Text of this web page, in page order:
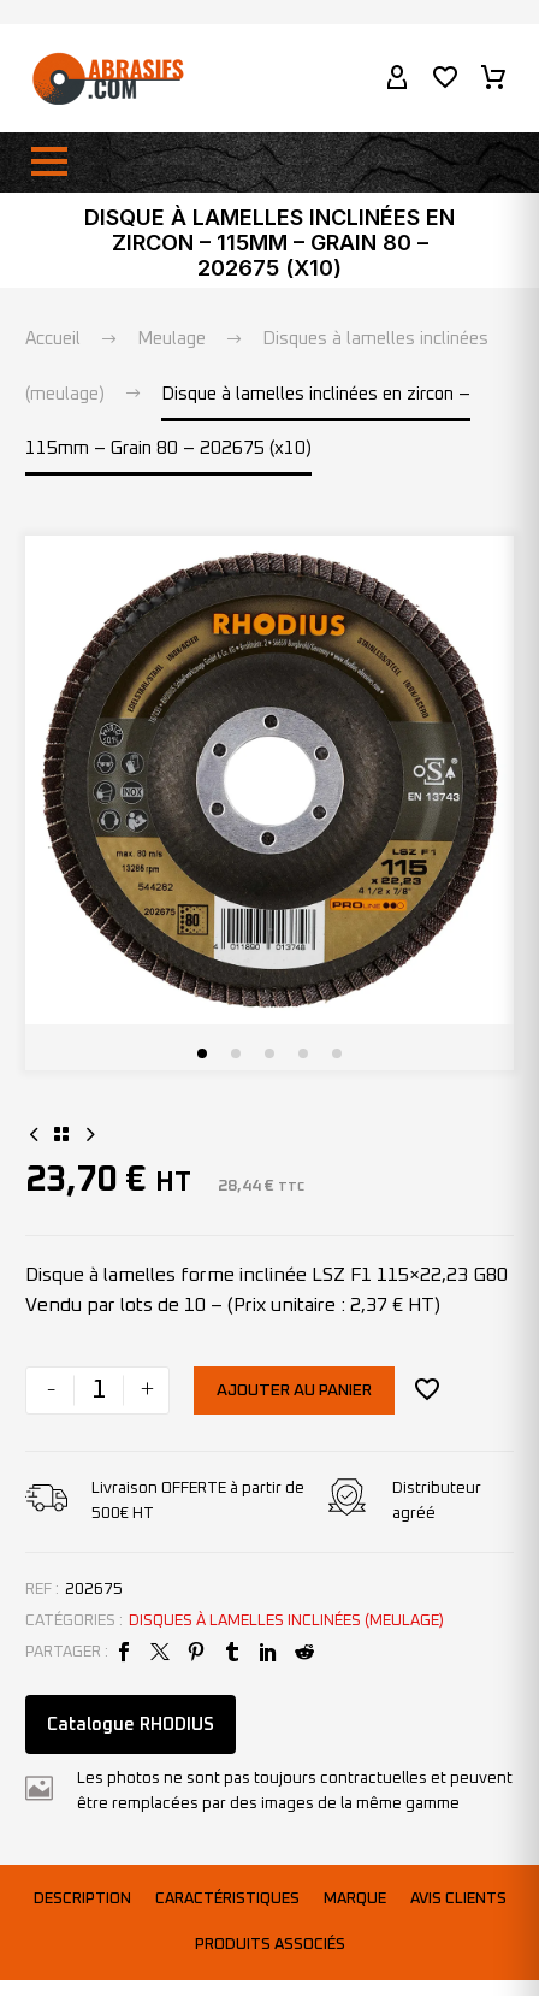
DISQUE À LAMELLES INCLINÉES EN
ZIRCON – 115MM – GRAIN 80 –
202675 (X10)
Accueil Meulage Disques à lamelles inclinées
(meulage) Disque à lamelles inclinées en zircon –
115mm – Grain 80 – 202675 (x10)
23,70 € HT 28,44 € TTC
Disque à lamelles forme inclinée LSZ F1 115×22,23 G80
Vendu par lots de 10 – (Prix unitaire : 2,37 € HT)
- + AJOUTER AU PANIER
Livraison OFFERTE à partir de
500€ HT
Distributeur
agréé
REF : 202675
CATÉGORIES :
DISQUES À LAMELLES INCLINÉES (MEULAGE)
PARTAGER :
Catalogue RHODIUS
Les photos ne sont pas toujours contractuelles et peuvent
être remplacées par des images de la même gamme
DESCRIPTION CARACTÉRISTIQUES MARQUE AVIS CLIENTS
PRODUITS ASSOCIÉS